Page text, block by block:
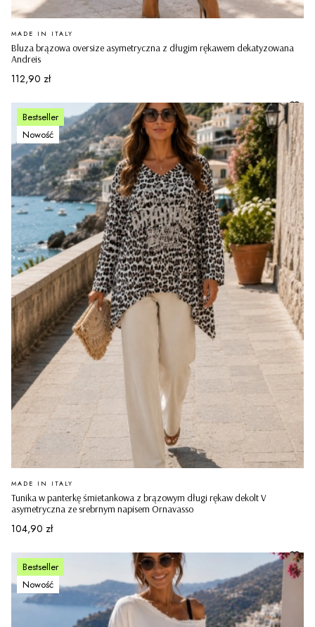
Bluza brązowa oversize asymetryczna z długim rękawem dekatyzowana
Andreis
PRODUCENT
MADE IN ITALY
Cena
112,90 zł
Bestseller
Nowość
Tunika w panterkę śmietankowa z brązowym długi rękaw dekolt V
asymetryczna ze srebrnym napisem Ornavasso
PRODUCENT
MADE IN ITALY
Cena
104,90 zł
Bestseller
Nowość